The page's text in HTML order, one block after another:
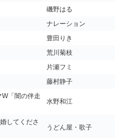
磯野はる
ナレーション
豊田りき
荒川菊枝
片瀬フミ
藤村静子
「闇の伴走
水野和江
してくださ
うどん屋・歌子